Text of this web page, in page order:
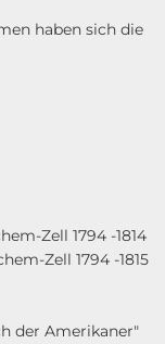
haben sich die
Zell 1794 -1814
Zell 1794 -1815
der Amerikaner"